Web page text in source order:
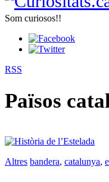
Som curiosos!!
RSS
Països
Altres bandera, catalunya,